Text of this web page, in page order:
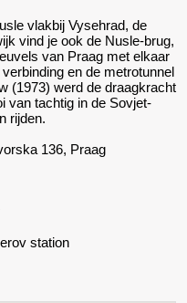
vlakbij Vysehrad, de
vind je ook de Nusle-brug,
van Praag met elkaar
en de metrotunnel
(1973) werd de draagkracht
van tachtig in de Sovjet-
rijden.
136, Praag
station